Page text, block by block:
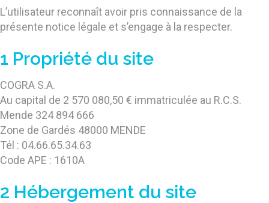
L’utilisateur reconnaît avoir pris connaissance de la
présente notice légale et s’engage à la respecter.
1 Propriété du site
COGRA S.A.
Au capital de 2 570 080,50 € immatriculée au R.C.S.
Mende 324 894 666
Zone de Gardés 48000 MENDE
Tél : 04.66.65.34.63
Code APE : 1610A
2 Hébergement du site